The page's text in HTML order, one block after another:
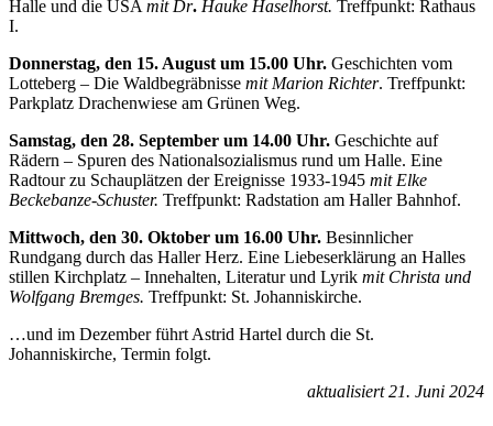
Halle und die USA mit Dr. Hauke Haselhorst. Treffpunkt: Rathaus
I.
Donnerstag, den 15. August um 15.00 Uhr. Geschichten vom
Lotteberg – Die Waldbegräbnisse mit Marion Richter. Treffpunkt:
Parkplatz Drachenwiese am Grünen Weg.
Samstag, den 28. September um 14.00 Uhr. Geschichte auf
Rädern – Spuren des Nationalsozialismus rund um Halle. Eine
Radtour zu Schauplätzen der Ereignisse 1933-1945 mit Elke
Beckebanze-Schuster. Treffpunkt: Radstation am Haller Bahnhof.
Mittwoch, den 30. Oktober um 16.00 Uhr. Besinnlicher
Rundgang durch das Haller Herz. Eine Liebeserklärung an Halles
stillen Kirchplatz – Innehalten, Literatur und Lyrik mit Christa und
Wolfgang Bremges. Treffpunkt: St. Johanniskirche.
…und im Dezember führt Astrid Hartel durch die St.
Johanniskirche, Termin folgt.
aktualisiert 21. Juni 2024